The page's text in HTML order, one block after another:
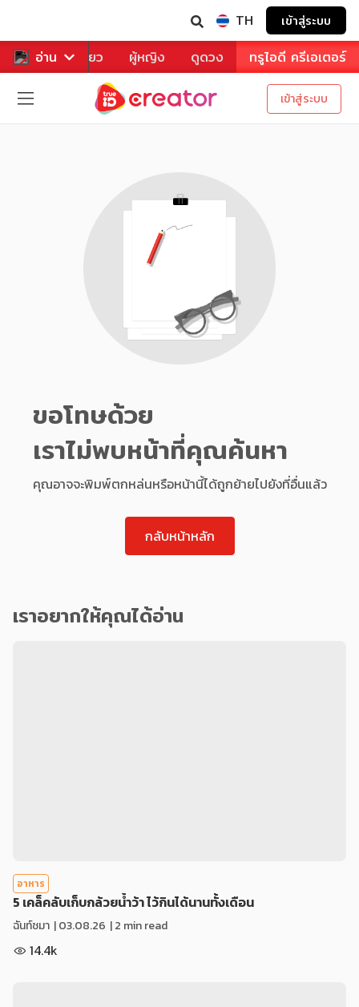
TH เข้าสู่ระบบ
อ่าน
หาร ท่องเที่ยว ผู้หญิง ดูดวง ทรูไอดี ครีเอเตอร์
เข้าสู่ระบบ
ขอโทษด้วย
เราไม่พบหน้าที่คุณค้นหา
คุณอาจจะพิมพ์ตกหล่นหรือหน้านี้ได้ถูกย้ายไปยังที่อื่นแล้ว
กลับหน้าหลัก
เราอยากให้คุณได้อ่าน
อาหาร
5 เคล็คลับเก็บกล้วยน้ำว้า ไว้กินได้นานทั้งเดือน
ฉันท์ชมา |03.08.26 | 2 min read
14.4k